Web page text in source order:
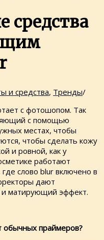
средства
и средства, Тренды/
с фотошопом. Так
с помощью
местах, чтобы
чтобы сделать кожу
и ровной, как у
работают
слово blur включено в
дают
матирующий эффект.
обычных праймеров?